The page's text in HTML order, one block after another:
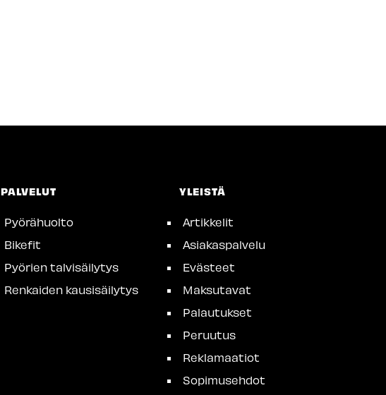
PALVELUT
Pyörähuolto
Bikefit
Pyörien talvisäilytys
Renkaiden kausisäilytys
YLEISTÄ
Artikkelit
Asiakaspalvelu
Evästeet
Maksutavat
Palautukset
Peruutus
Reklamaatiot
Sopimusehdot